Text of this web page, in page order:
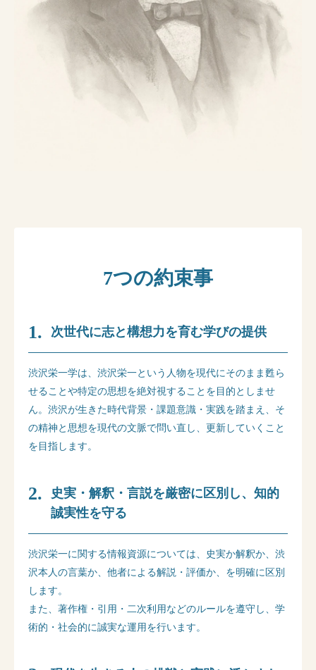
7つの約束事
次世代に志と構想力を育む学びの提供
渋沢栄一学は、渋沢栄一という人物を現代にそのまま甦ら
せることや特定の思想を絶対視することを目的としませ
ん。渋沢が生きた時代背景・課題意識・実践を踏まえ、そ
の精神と思想を現代の文脈で問い直し、更新していくこと
を目指します。
史実・解釈・言説を厳密に区別し、知的
誠実性を守る
渋沢栄一に関する情報資源については、史実か解釈か、渋
沢本人の言葉か、他者による解説・評価か、を明確に区別
します。
また、著作権・引用・二次利用などのルールを遵守し、学
術的・社会的に誠実な運用を行います。